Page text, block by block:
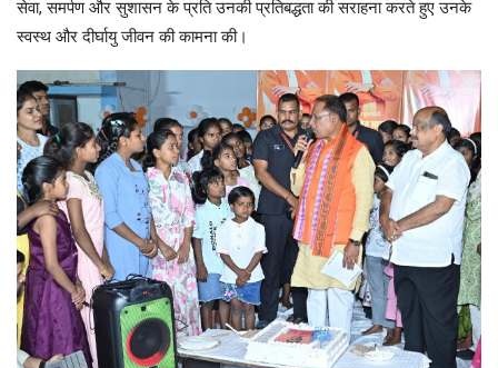
सेवा, समर्पण और सुशासन के प्रति उनकी प्रतिबद्धता की सराहना करते हुए उनके
स्वस्थ और दीर्घायु जीवन की कामना की।